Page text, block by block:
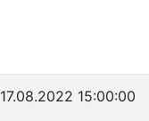
17.08.2022 15:00:00